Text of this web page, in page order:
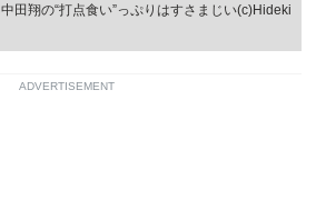
田翔の“打点食い”っぷりはすさまじい(c)Hideki
ADVERTISEMENT